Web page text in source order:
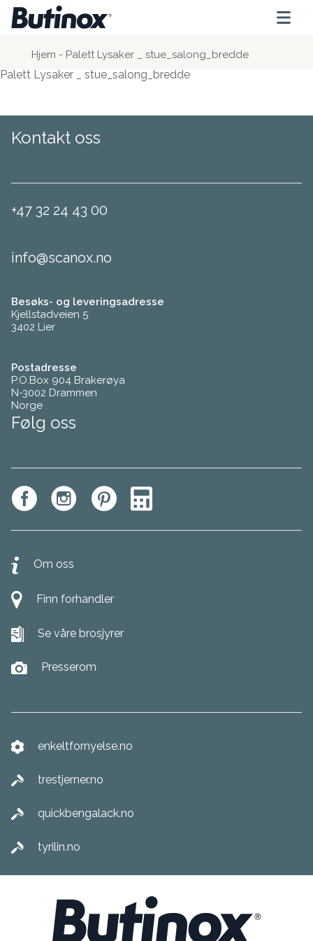
Hjem - Palett Lysaker _ stue_salong_bredde
Palett Lysaker _ stue_salong_bredde
Kontakt oss
+47 32 24 43 00
info@scanox.no
Besøks- og leveringsadresse
Kjellstadveien 5
3402 Lier
Postadresse
P.O.Box 904 Brakerøya
N-3002 Drammen
Norge
Følg oss
Om oss
Finn forhandler
Se våre brosjyrer
Presserom
enkeltfornyelse.no
trestjerner.no
quickbengalack.no
tyrilin.no